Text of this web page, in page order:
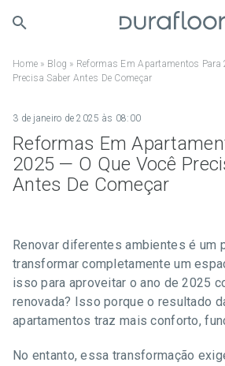
Home » Blog » Reformas Em Apartamentos Para
Precisa Saber Antes De Começar
Reformas Em
2025 — O Que Você
Antes De Começar
3 de janeiro de 2025 às 08:00
Renovar diferentes ambientes é um
transformar completamente um
isso para aproveitar o ano de 2025
renovada? Isso porque o resultado
apartamentos traz mais conforto,
No entanto, essa transformação